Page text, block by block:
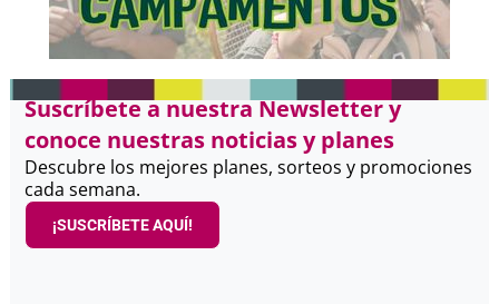
Suscríbete a nuestra Newsletter y
conoce nuestras noticias y planes
Descubre los mejores planes, sorteos y promociones
cada semana.
¡SUSCRÍBETE AQUÍ!